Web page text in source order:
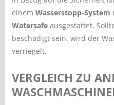
einemWasserstopp-System
Watersafe ausgestattet.
beschädigt sein, wird der
verriegelt.
VERGLEICH ZU